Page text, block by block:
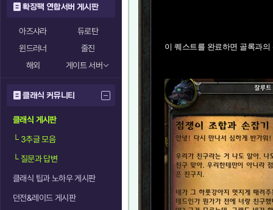
확장팩 연합서버 게시판
아즈샤라
듀로탄
윈드러너
줄진
해외
게이트 서버
클래식 커뮤니티
클래식 게시판
└3추글 모음
└질문과 답변
클래식 팁과 노하우 게시판
던전&레이드 게시판
이 퀘스트를 완료하면 골록과